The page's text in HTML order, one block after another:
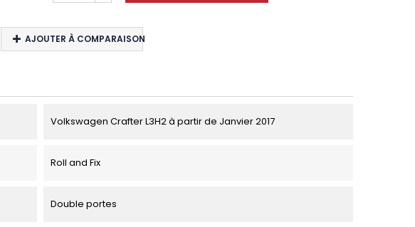
AJOUTER À COMPARAISON
Volkswagen Crafter L3H2 à partir de Janvier 2017
Roll and Fix
Double portes